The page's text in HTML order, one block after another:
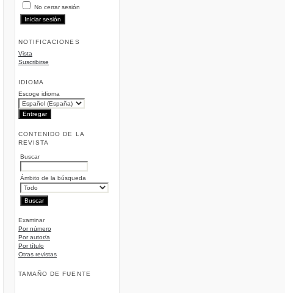
No cerrar sesión
NOTIFICACIONES
Vista
Suscribirse
IDIOMA
Escoge idioma
CONTENIDO DE LA
REVISTA
Buscar
Ámbito de la búsqueda
Examinar
Por número
Por autor/a
Por título
Otras revistas
TAMAÑO DE FUENTE